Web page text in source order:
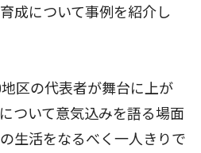
成について事例を紹介し
区の代表者が舞台に上が
ついて意気込みを語る場面
生活をなるべく一人きりで